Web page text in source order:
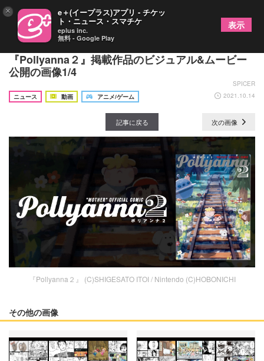
ゲーム『MOTHER』の公式トリビュートコミック
『Pollyanna２』掲載作品のビジュアル&ムービー
公開の画像1/4
SPICER
ニュース
動画 アニメ/ゲーム 2021.10.14
記事に戻る 次の画像
『Pollyanna２』 (C)SHIGESATO ITOI / Nintendo (C)HOBONICHI
その他の画像
× e＋(イープラス)アプリ - チケッ
ト・ニュース・スマチケ
eplus inc.
無料 - Google Play
表示